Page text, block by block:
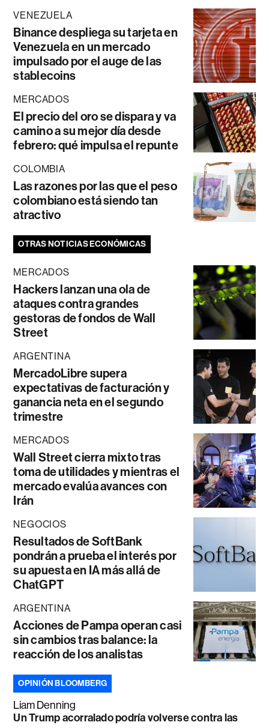
VENEZUELA
Binance despliega su tarjeta en
Venezuela en un mercado
impulsado por el auge de las
stablecoins
MERCADOS
El precio del oro se dispara y va
camino a su mejor día desde
febrero: qué impulsa el repunte
COLOMBIA
Las razones por las que el peso
colombiano está siendo tan
atractivo
OTRAS NOTICIAS ECONÓMICAS
MERCADOS
Hackers lanzan una ola de
ataques contra grandes
gestoras de fondos de Wall
Street
ARGENTINA
MercadoLibre supera
expectativas de facturación y
ganancia neta en el segundo
trimestre
MERCADOS
Wall Street cierra mixto tras
toma de utilidades y mientras el
mercado evalúa avances con
Irán
NEGOCIOS
Resultados de SoftBank
pondrán a prueba el interés por
su apuesta en IA más allá de
ChatGPT
ARGENTINA
Acciones de Pampa operan casi
sin cambios tras balance: la
reacción de los analistas
OPINIÓN BLOOMBERG
Liam Denning
Un Trump acorralado podría volverse contra las